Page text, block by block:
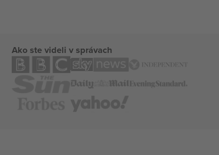
Ako ste videli v správach